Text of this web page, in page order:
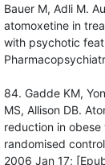
Bauer M, Adli M.
atomoxetine in
with psychotic
84. Gadde KM,
MS, Allison DB.
reduction in
randomised
2006 Jan 17;